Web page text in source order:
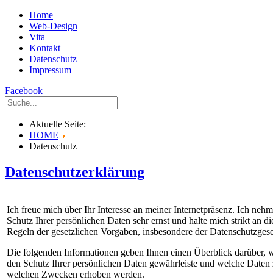
Home
Web-Design
Vita
Kontakt
Datenschutz
Impressum
Facebook
Aktuelle Seite:
HOME
Datenschutz
Datenschutzerklärung
Ich freue mich über Ihr Interesse an meiner Internetpräsenz. Ich
Schutz Ihrer persönlichen Daten sehr ernst und halte mich strikt an
Regeln der gesetzlichen Vorgaben, insbesondere der
Die folgenden Informationen geben Ihnen einen Überblick darüber,
den Schutz Ihrer persönlichen Daten gewährleiste und welche Daten
welchen Zwecken erhoben werden.